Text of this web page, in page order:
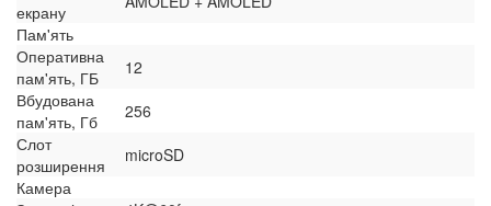
екрану
Пам'ять
Оперативна
пам'ять, ГБ
12
Вбудована
пам'ять, Гб
256
Слот
розширення
microSD
Камера